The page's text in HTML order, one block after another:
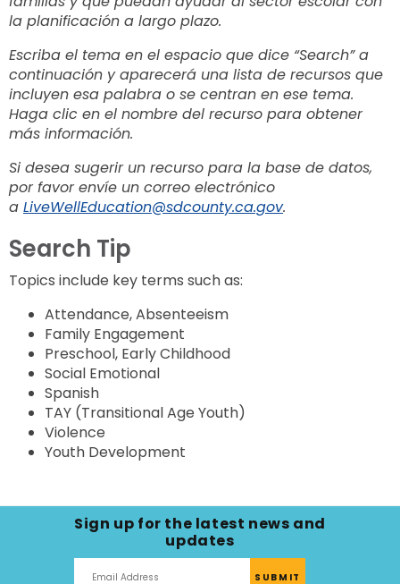
la planificación a largo plazo.
Escriba el tema en el espacio que dice “Search” a
continuación y aparecerá una lista de recursos que
incluyen esa palabra o se centran en ese tema.
Haga clic en el nombre del recurso para obtener
más información.
Si desea sugerir un recurso para la base de datos,
por favor envíe un correo electrónico
a LiveWellEducation@sdcounty.ca.gov.
Search Tip
Topics include key terms such as:
Attendance, Absenteeism
Family Engagement
Preschool, Early Childhood
Social Emotional
Spanish
TAY (Transitional Age Youth)
Violence
Youth Development
Sign up for the latest news and
updates